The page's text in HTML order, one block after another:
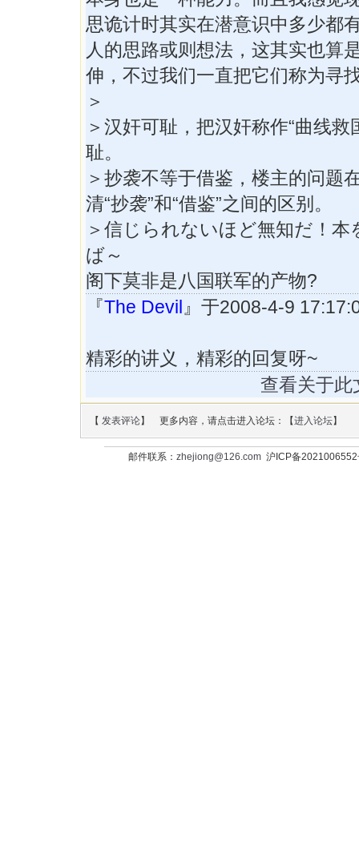
思诡计时其实在潜意识中多少都
人的思路或则想法，这其实也算
伸，不过我们一直把它们称为寻
＞
＞汉奸可耻，把汉奸称作“曲线救
耻。
＞抄袭不等于借鉴，楼主的问题
清“抄袭”和“借鉴”之间的区别。
＞信じられないほど無知だ！本
ば～
阁下莫非是八国联军的产物?
『The Devil 』于2008-4-9
精彩的讲义，精彩的回复呀~
查看关于此
【 发表评论】 更多内容，请点击进入论坛：【进入论坛】
邮件联系： zhejiong@126.com沪ICP备